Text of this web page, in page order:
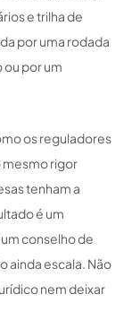
e trilha de
por uma rodada
por um
os reguladores
mesmo rigor
tenham a
é um
conselho de
ainda escala. Não
nem deixar